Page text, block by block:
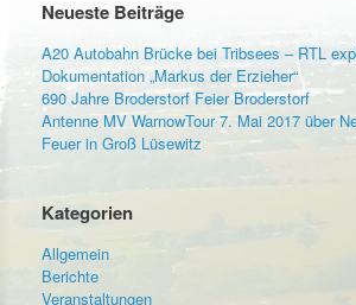
Neueste Beiträge
A20 Autobahn Brücke bei Tribsees – RTL
Dokumentation „Markus der Erzieher“
690 Jahre Broderstorf Feier Broderstorf
Antenne MV WarnowTour 7. Mai 2017 über
Feuer in Groß Lüsewitz
Kategorien
Allgemein
Berichte
Veranstaltungen